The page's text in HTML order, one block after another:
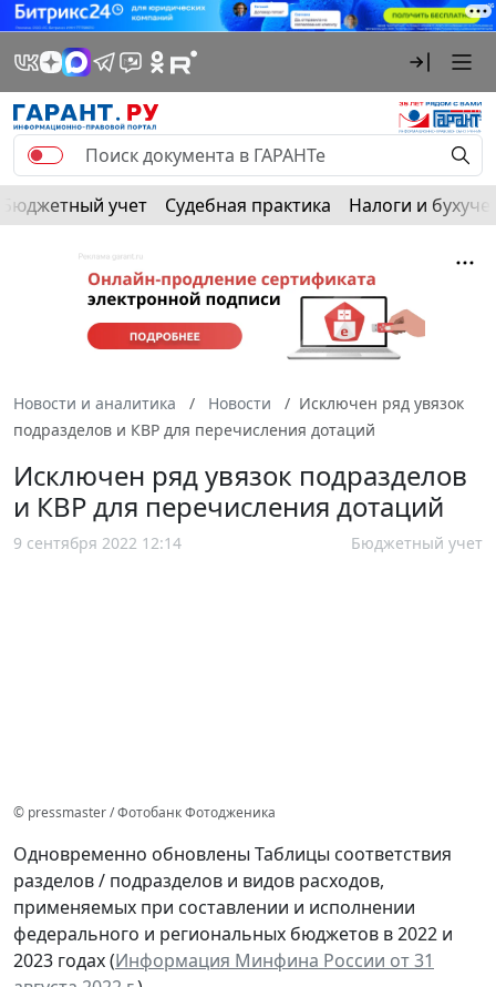
Бюджетный учет Судебная практика Налоги и
Новости и аналитика Новости
Исключен ряд увязок
подразделов и КВР для перечисления дотаций
Исключен ряд увязок подразделов
и КВР для перечисления дотаций
9 сентября 2022 12:14 Бюджетный учет
© pressmaster / Фотобанк Фотодженика
Одновременно обновлены Таблицы соответствия
разделов / подразделов и видов расходов,
применяемых при составлении и исполнении
федерального и региональных бюджетов в 2022 и
2023 годах (Информация Минфина России от 31